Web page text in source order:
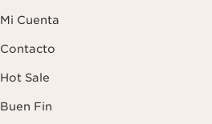
Mi Cuenta
Contacto
Hot Sale
Buen Fin